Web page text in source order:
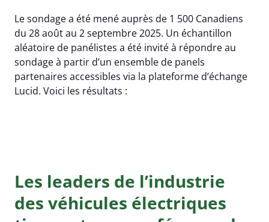
Le sondage a été mené auprès de 1 500 Canadiens
du 28 août au 2 septembre 2025. Un échantillon
aléatoire de panélistes a été invité à répondre au
sondage à partir d’un ensemble de panels
partenaires accessibles via la plateforme d’échange
Lucid. Voici les résultats :
Les leaders de l’industrie
des véhicules électriques